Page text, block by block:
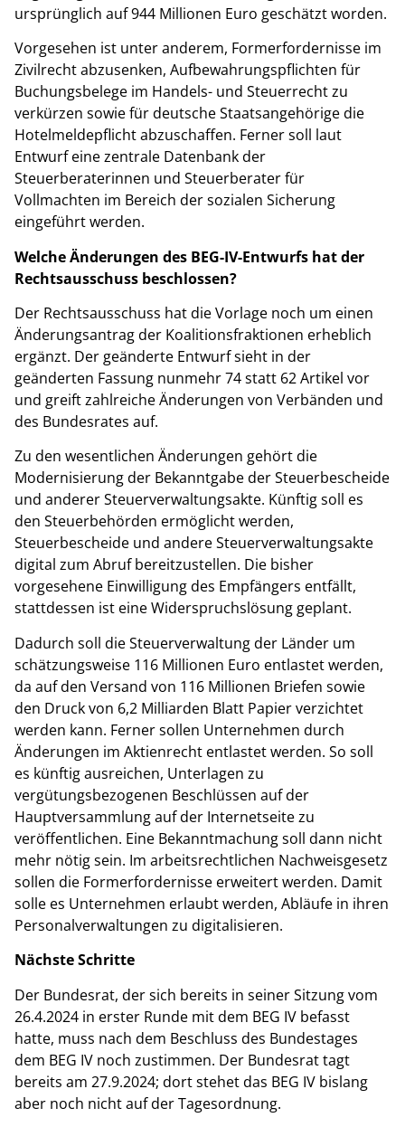
ursprünglich auf 944 Millionen Euro geschätzt worden.
Vorgesehen ist unter anderem, Formerfordernisse im
Zivilrecht abzusenken, Aufbewahrungspflichten für
Buchungsbelege im Handels- und Steuerrecht zu
verkürzen sowie für deutsche Staatsangehörige die
Hotelmeldepflicht abzuschaffen. Ferner soll laut
Entwurf eine zentrale Datenbank der
Steuerberaterinnen und Steuerberater für
Vollmachten im Bereich der sozialen Sicherung
eingeführt werden.
Welche Änderungen des BEG-IV-Entwurfs hat der
Rechtsausschuss beschlossen?
Der Rechtsausschuss hat die Vorlage noch um einen
Änderungsantrag der Koalitionsfraktionen erheblich
ergänzt. Der geänderte Entwurf sieht in der
geänderten Fassung nunmehr 74 statt 62 Artikel vor
und greift zahlreiche Änderungen von Verbänden und
des Bundesrates auf.
Zu den wesentlichen Änderungen gehört die
Modernisierung der Bekanntgabe der Steuerbescheide
und anderer Steuerverwaltungsakte. Künftig soll es
den Steuerbehörden ermöglicht werden,
Steuerbescheide und andere Steuerverwaltungsakte
digital zum Abruf bereitzustellen. Die bisher
vorgesehene Einwilligung des Empfängers entfällt,
stattdessen ist eine Widerspruchslösung geplant.
Dadurch soll die Steuerverwaltung der Länder um
schätzungsweise 116 Millionen Euro entlastet werden,
da auf den Versand von 116 Millionen Briefen sowie
den Druck von 6,2 Milliarden Blatt Papier verzichtet
werden kann. Ferner sollen Unternehmen durch
Änderungen im Aktienrecht entlastet werden. So soll
es künftig ausreichen, Unterlagen zu
vergütungsbezogenen Beschlüssen auf der
Hauptversammlung auf der Internetseite zu
veröffentlichen. Eine Bekanntmachung soll dann nicht
mehr nötig sein. Im arbeitsrechtlichen Nachweisgesetz
sollen die Formerfordernisse erweitert werden. Damit
solle es Unternehmen erlaubt werden, Abläufe in ihren
Personalverwaltungen zu digitalisieren.
Nächste Schritte
Der Bundesrat, der sich bereits in seiner Sitzung vom
26.4.2024 in erster Runde mit dem BEG IV befasst
hatte, muss nach dem Beschluss des Bundestages
dem BEG IV noch zustimmen. Der Bundesrat tagt
bereits am 27.9.2024; dort stehet das BEG IV bislang
aber noch nicht auf der Tagesordnung.